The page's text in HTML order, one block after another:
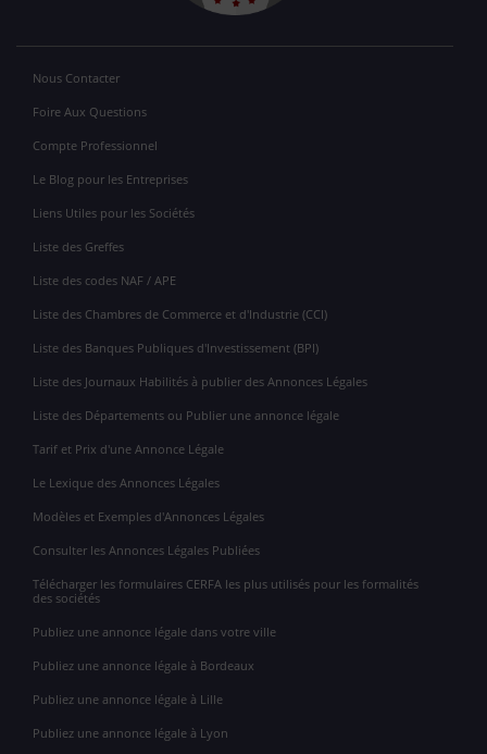
Nous Contacter
Foire Aux Questions
Compte Professionnel
Le Blog pour les Entreprises
Liens Utiles pour les Sociétés
Liste des Greffes
Liste des codes NAF / APE
Liste des Chambres de Commerce et d'Industrie (CCI)
Liste des Banques Publiques d'Investissement (BPI)
Liste des Journaux Habilités à publier des Annonces Légales
Liste des Départements ou Publier une annonce légale
Tarif et Prix d'une Annonce Légale
Le Lexique des Annonces Légales
Modèles et Exemples d'Annonces Légales
Consulter les Annonces Légales Publiées
Télécharger les formulaires CERFA les plus utilisés pour les formalités
des sociétés
Publiez une annonce légale dans votre ville
Publiez une annonce légale à Bordeaux
Publiez une annonce légale à Lille
Publiez une annonce légale à Lyon